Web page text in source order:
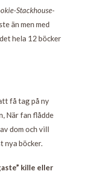
Stackhouse-
än men med
hela 12 böcker
få tag på ny
När fan flådde
dom och vill
nya böcker.
kille eller